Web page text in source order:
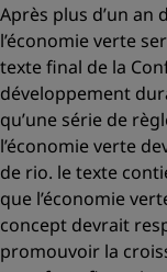
Après plus d’un an
l’économie verte
texte final de la
développement
qu’une série de
l’économie verte
de rio. le texte
que l’économie
concept devrait
promouvoir la